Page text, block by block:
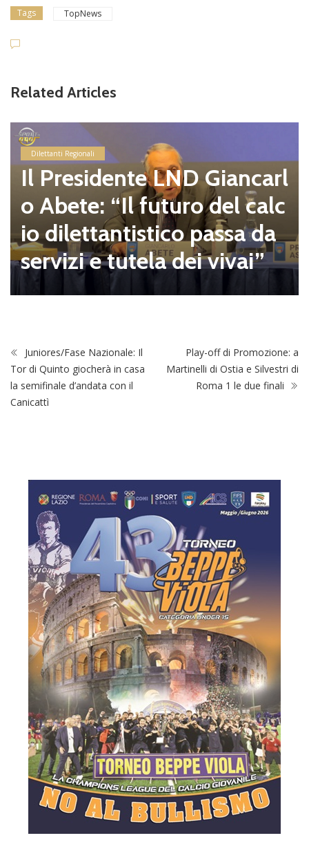
Tags TopNews
Related Articles
Dilettanti Regionali
Il Presidente LND Giancarl
o Abete: “Il futuro del calc
io dilettantistico passa da
servizi e tutela dei vivai”
Juniores/Fase Nazionale: Il
Tor di Quinto giocherà in casa
la semifinale d’andata con il
Canicattì
Play-off di Promozione: a
Martinelli di Ostia e Silvestri di
Roma 1 le due finali